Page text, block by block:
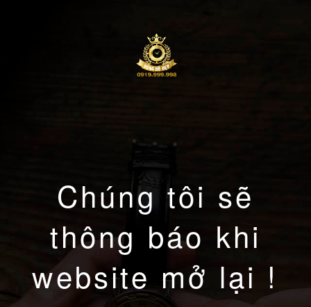
Chúng tôi sẽ
thông báo khi
website mở lại !